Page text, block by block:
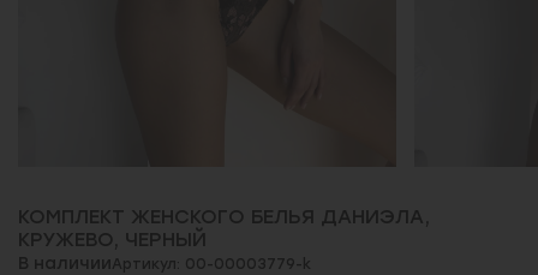
КОМПЛЕКТ ЖЕНСКОГО БЕЛЬЯ ДАНИЭЛА,
КРУЖЕВО, ЧЕРНЫЙ
В наличииАртикул: 00-00003779-k